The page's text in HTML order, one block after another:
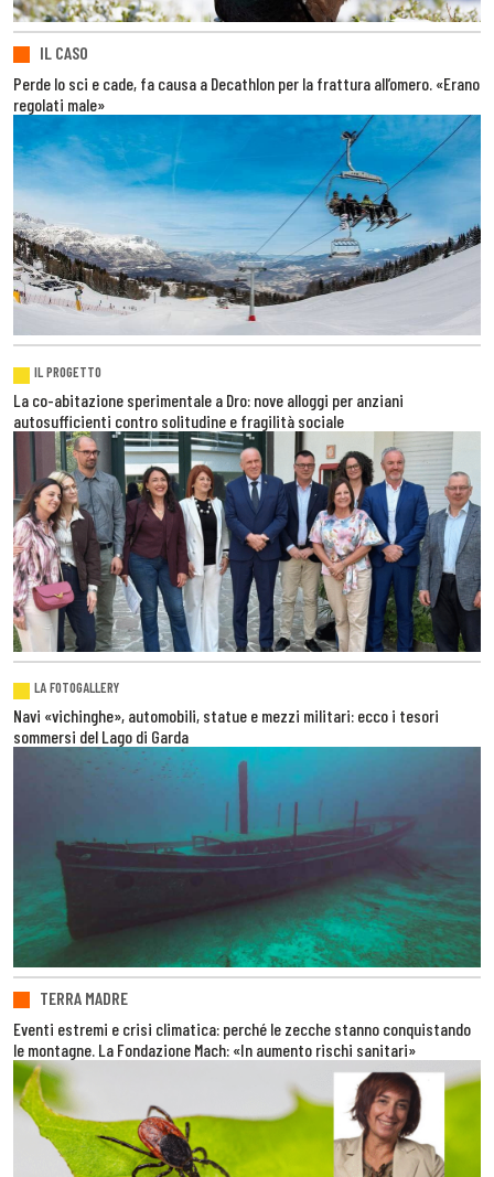
IL CASO
Perde lo sci e cade, fa causa a Decathlon per la frattura all’omero. «Erano
regolati male»
IL PROGETTO
La co-abitazione sperimentale a Dro: nove alloggi per anziani
autosufficienti contro solitudine e fragilità sociale
LA FOTOGALLERY
Navi «vichinghe», automobili, statue e mezzi militari: ecco i tesori
sommersi del Lago di Garda
TERRA MADRE
Eventi estremi e crisi climatica: perché le zecche stanno conquistando
le montagne. La Fondazione Mach: «In aumento rischi sanitari»